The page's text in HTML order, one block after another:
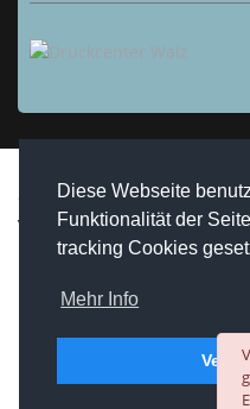
Diese Webseite
Funktionalität der
tracking Cookies
Mehr Info
Copyright © 2026 Westheim
vorbehalten.
realized byComputerservice